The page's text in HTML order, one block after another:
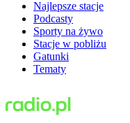
Najlepsze stacje
Podcasty
Sporty na żywo
Stacje w pobliżu
Gatunki
Tematy